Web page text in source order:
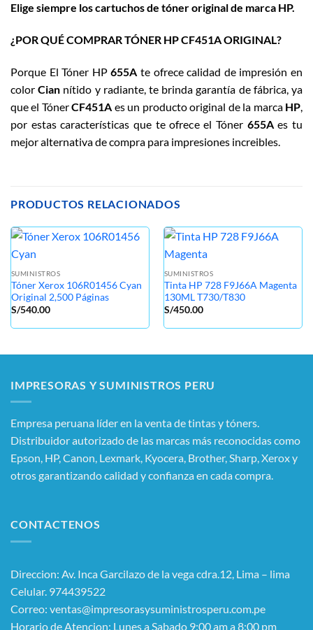
Elige siempre los cartuchos de tóner original de marca HP.
¿POR QUÉ COMPRAR TÓNER HP CF451A ORIGINAL?
Porque El Tóner HP655Ate ofrece calidad de impresión en
colorCian nítido y radiante, te brinda garantía de fábrica, ya
que el TónerCF451A es un producto original de la marca HP,
por estas características que te ofrece el Tóner 655Aes tu
mejor alternativa de compra para impresiones increibles.
PRODUCTOS RELACIONADOS
SUMINISTROS
Tóner Xerox 106R01456 Cyan
Original 2,500 Páginas
S/540.00
SUMINISTROS
Tinta HP 728 F9J66A Magenta
130ML T730/T830
S/450.00
IMPRESORAS Y SUMINISTROS PERU
Empresa peruana líder en la venta de tintas y tóners.
Distribuidor autorizado de las marcas más reconocidas como
Epson, HP, Canon, Lexmark, Kyocera, Brother, Sharp, Xerox y
otros garantizando calidad y confianza en cada compra.
CONTACTENOS
Direccion: Av. Inca Garcilazo de la vega cdra.12, Lima – lima
Celular. 974439522
Correo: ventas@impresorasysuministrosperu.com.pe
Horario de Atencion: Lunes a Sabado 9:00 am a 8:00 pm